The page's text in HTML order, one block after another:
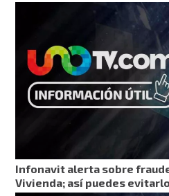
Infonavit alerta sobre
Vivienda; así puedes